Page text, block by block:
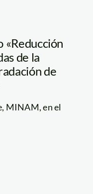
de la
de
MINAM, en el